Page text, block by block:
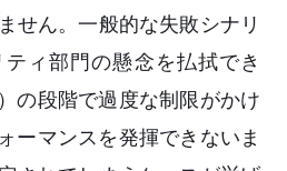
せん。一般的な失敗シナリ
ィ部門の懸念を払拭でき
の段階で過度な制限がかけ
ーマンスを発揮できないま